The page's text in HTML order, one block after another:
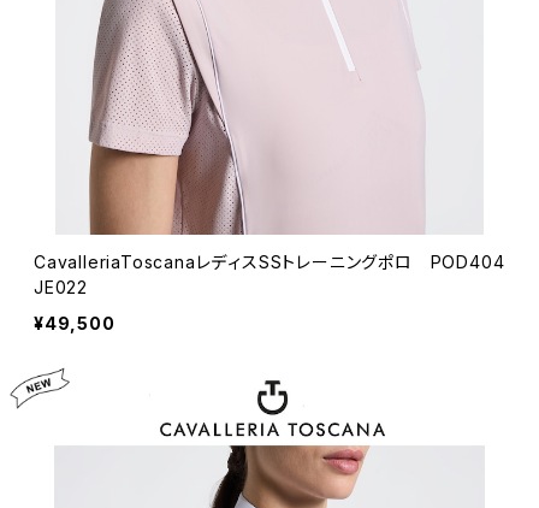
CavalleriaToscanaレディスSSトレーニングポロ POD404
JE022
¥49,500